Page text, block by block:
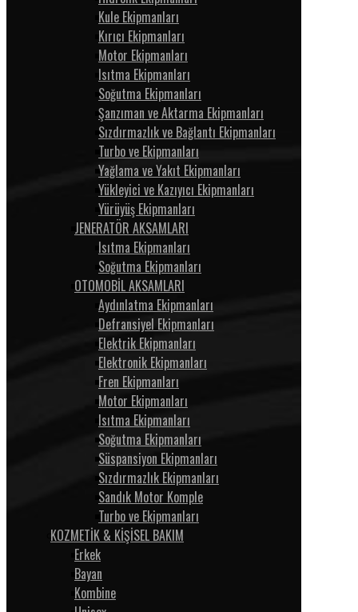
Kule Ekipmanları
Kırıcı Ekipmanları
Motor Ekipmanları
Isıtma Ekipmanları
Soğutma Ekipmanları
Şanzıman ve Aktarma Ekipmanları
Sızdırmazlık ve Bağlantı Ekipmanları
Turbo ve Ekipmanları
Yağlama ve Yakıt Ekipmanları
Yükleyici ve Kazıyıcı Ekipmanları
Yürüyüş Ekipmanları
JENERATÖR AKSAMLARI
Isıtma Ekipmanları
Soğutma Ekipmanları
OTOMOBİL AKSAMLARI
Aydınlatma Ekipmanları
Defransiyel Ekipmanları
Elektrik Ekipmanları
Elektronik Ekipmanları
Fren Ekipmanları
Motor Ekipmanları
Isıtma Ekipmanları
Soğutma Ekipmanları
Süspansiyon Ekipmanları
Sızdırmazlık Ekipmanları
Sandık Motor Komple
Turbo ve Ekipmanları
KOZMETİK & KİŞİSEL BAKIM
Erkek
Bayan
Kombine